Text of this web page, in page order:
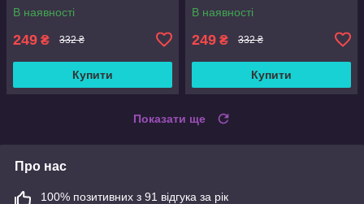
В наявності
249 ₴ 332 ₴
Купити
В наявності
249 ₴ 332 ₴
Купити
Показати ще
Про нас
100% позитивних з 91 відгука за рік